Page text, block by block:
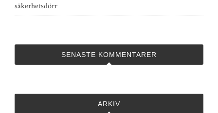
säkerhetsdörr
SENASTE KOMMENTARER
ARKIV